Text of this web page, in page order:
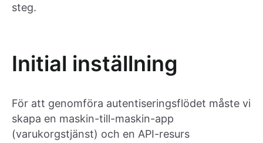
steg.
Initial inställning
För att genomföra autentiseringsflödet måste vi
skapa en maskin-till-maskin-app
(varukorgstjänst) och en API-resurs